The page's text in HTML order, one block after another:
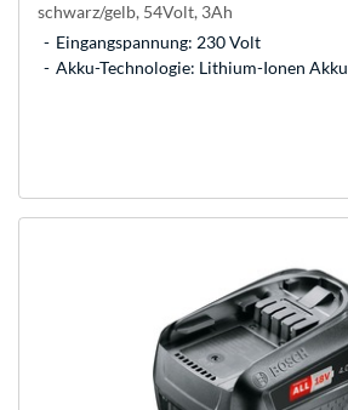
schwarz/gelb, 54Volt, 3Ah
Eingangspannung: 230 Volt
Akku-Technologie: Lithium-Ionen Akku